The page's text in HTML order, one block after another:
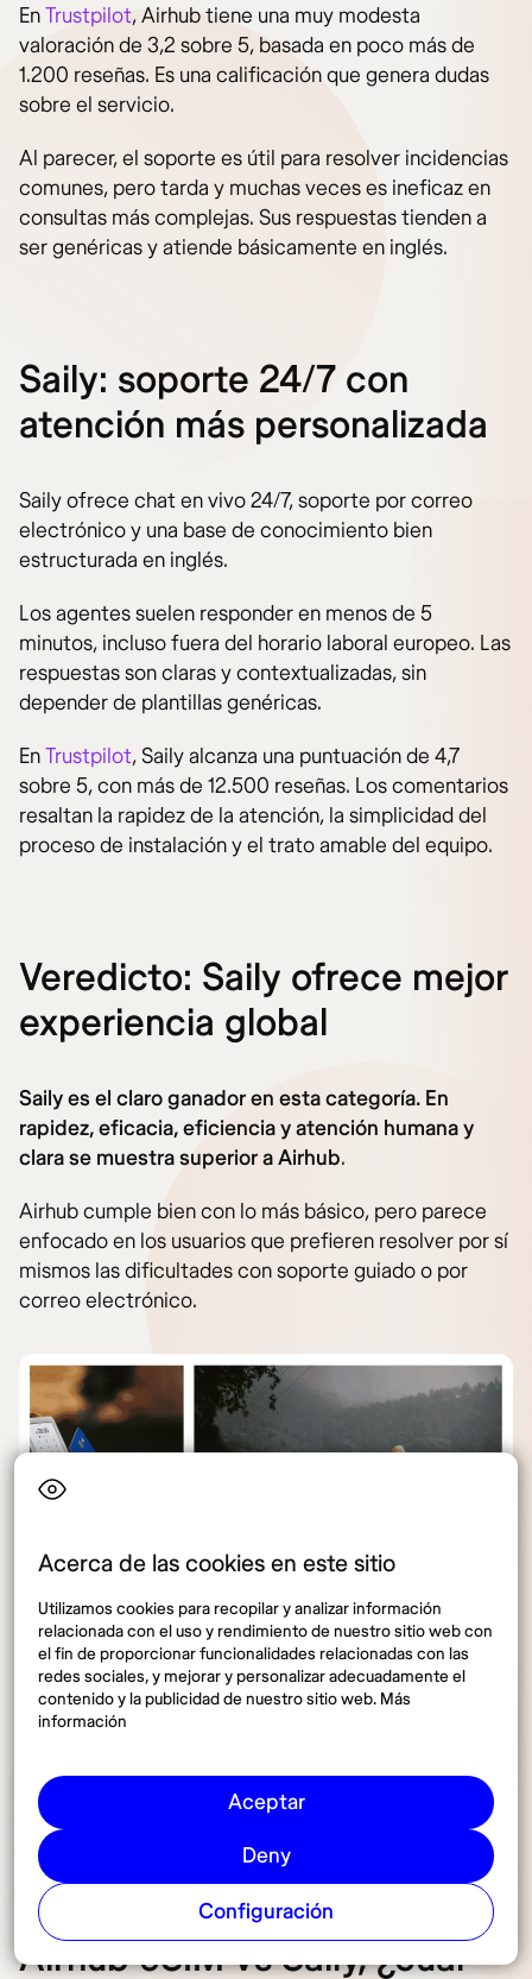
Acerca de las cookies en este sitio
Utilizamos cookies para recopilar y analizar información
relacionada con el uso y rendimiento de nuestro sitio web con
el fin de proporcionar funcionalidades relacionadas con las
redes sociales, y mejorar y personalizar adecuadamente el
contenido y la publicidad de nuestro sitio web. Más
información
Aceptar
Deny
Configuración
EnTrustpilot, Airhub tiene una muy modesta
valoración de 3,2 sobre 5, basada en poco más de
1.200 reseñas. Es una calificación que genera dudas
sobre el servicio.
Al parecer, el soporte es útil para resolver incidencias
comunes, pero tarda y muchas veces es ineficaz en
consultas más complejas. Sus respuestas tienden a
ser genéricas y atiende básicamente en inglés.
Saily: soporte 24/7 con
atención más personalizada
Saily ofrece chat en vivo 24/7, soporte por correo
electrónico y una base de conocimiento bien
estructurada en inglés.
Los agentes suelen responder en menos de 5
minutos, incluso fuera del horario laboral europeo. Las
respuestas son claras y contextualizadas, sin
depender de plantillas genéricas.
EnTrustpilot, Saily alcanza una puntuación de 4,7
sobre 5, con más de 12.500 reseñas. Los comentarios
resaltan la rapidez de la atención, la simplicidad del
proceso de instalación y el trato amable del equipo.
Veredicto: Saily ofrece mejor
experiencia global
Saily es el claro ganador en esta categoría. En
rapidez, eficacia, eficiencia y atención humana y
clara se muestra superior a Airhub.
Airhub cumple bien con lo más básico, pero parece
enfocado en los usuarios que prefieren resolver por sí
mismos las dificultades con soporte guiado o por
correo electrónico.
diferencias en precios y servicio al cliente. Fuente: Canva.
Airhub eSIM vs Saily, ¿cuál